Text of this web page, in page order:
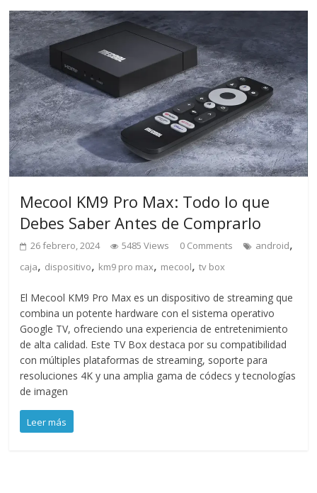
Mecool KM9 Pro Max: Todo lo que
Debes Saber Antes de Comprarlo
26 febrero, 2024 5485 Views 0 Comments android,
caja, dispositivo, km9 pro max, mecool,tv box
El Mecool KM9 Pro Max es un dispositivo de streaming que
combina un potente hardware con el sistema operativo
Google TV, ofreciendo una experiencia de entretenimiento
de alta calidad. Este TV Box destaca por su compatibilidad
con múltiples plataformas de streaming, soporte para
resoluciones 4K y una amplia gama de códecs y tecnologías
de imagen
Leer más